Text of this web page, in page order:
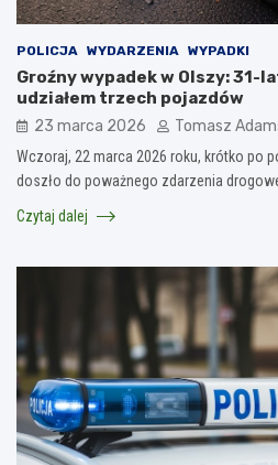
POLICJA WYDARZENIA WYPADKI
Groźny wypadek w Olszy: 31-
udziałem trzech pojazdów
23 marca 2026 Tomasz
Wczoraj, 22 marca 2026 roku, krótko po
doszło do poważnego zdarzenia
Czytaj dalej